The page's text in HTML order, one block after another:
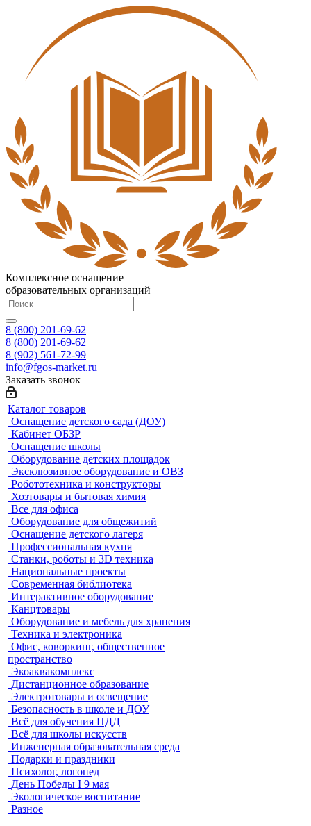
Комплексное оснащение
образовательных организаций
8 (800) 201-69-62
8 (800) 201-69-62
8 (902) 561-72-99
info@fgos-market.ru
Заказать звонок
Каталог товаров
Оснащение детского сада (ДОУ)
Кабинет ОБЗР
Оснащение школы
Оборудование детских площадок
Эксклюзивное оборудование и ОВЗ
Робототехника и конструкторы
Хозтовары и бытовая химия
Все для офиса
Оборудование для общежитий
Оснащение детского лагеря
Профессиональная кухня
Станки, роботы и 3D техника
Национальные проекты
Современная библиотека
Интерактивное оборудование
Канцтовары
Оборудование и мебель для хранения
Техника и электроника
Офис, коворкинг, общественное
пространство
Экоаквакомплекс
Дистанционное образование
Электротовары и освещение
Безопасность в школе и ДОУ
Всё для обучения ПДД
Всё для школы искусств
Инженерная образовательная среда
Подарки и праздники
Психолог, логопед
День Победы I 9 мая
Экологическое воспитание
Разное